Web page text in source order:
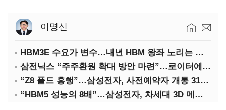
이명신
HBM3E 수요가 변수…내년 HBM 왕좌 노리는 삼성
삼전닉스 “주주환원 확대 방안 마련”…로이터에 성명 보내
“Z8 폴드 흥행”…삼성전자, 사전예약자 개통 31일까지 연장
“HBM5 성능의 8배”…삼성전자, 차세대 3D 메모리 ‘zHBM’ 공개